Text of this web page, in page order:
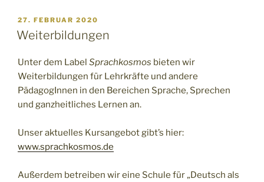
VERÖFFENTLICHT
AM
27. FEBRUAR 2020
Weiterbildungen
Unter dem Label Sprachkosmos bieten wir
Weiterbildungen für Lehrkräfte und andere
PädagogInnen in den Bereichen Sprache, Sprechen
und ganzheitliches Lernen an.
Unser aktuelles Kursangebot gibt’s hier:
www.sprachkosmos.de
Außerdem betreiben wir eine Schule für „Deutsch als